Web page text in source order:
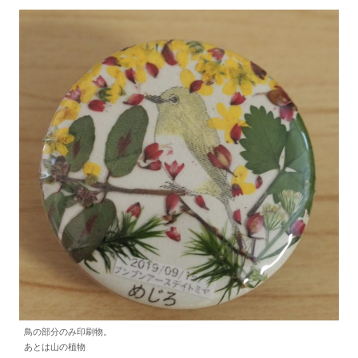
鳥の部分のみ印刷物。
あとは山の植物